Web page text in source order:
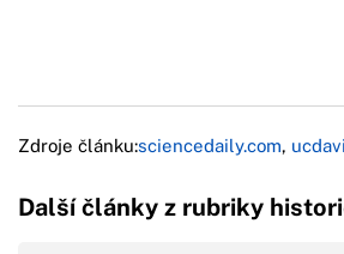
Zdroje článku:sciencedaily.com,
Další články z rubriky